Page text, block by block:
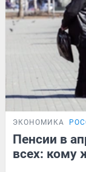
ЭКОНОМИКА
Пенсии в
всех: кому